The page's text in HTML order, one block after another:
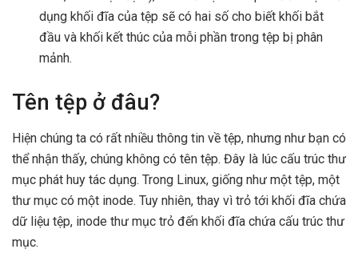
dụng khối đĩa của tệp sẽ có hai số cho biết khối bắt
đầu và khối kết thúc của mỗi phần trong tệp bị phân
mảnh.
Tên tệp ở đâu?
Hiện chúng ta có rất nhiều thông tin về tệp, nhưng như bạn có
thể nhận thấy, chúng không có tên tệp. Đây là lúc cấu trúc thư
mục phát huy tác dụng. Trong Linux, giống như một tệp, một
thư mục có một inode. Tuy nhiên, thay vì trỏ tới khối đĩa chứa
dữ liệu tệp, inode thư mục trỏ đến khối đĩa chứa cấu trúc thư
mục.